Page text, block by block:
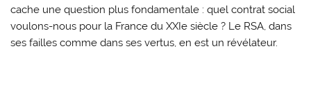
cache une question plus fondamentale : quel contrat social
voulons-nous pour la France du XXIe siècle ? Le RSA, dans
ses failles comme dans ses vertus, en est un révélateur.